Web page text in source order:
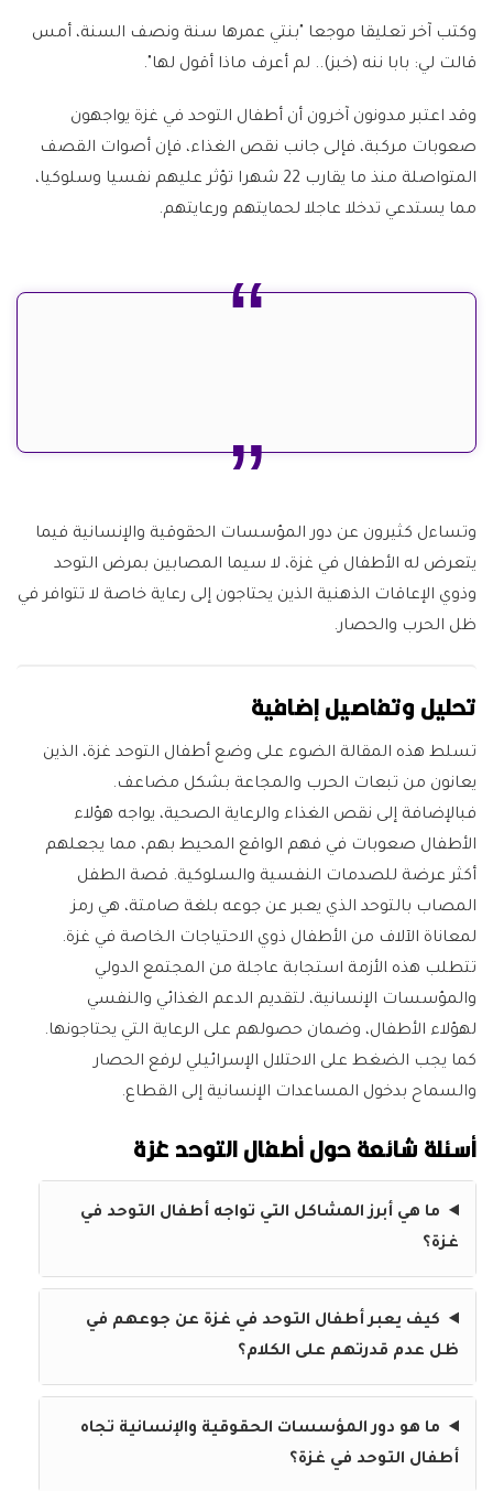
وكتب آخر تعليقا موجعا "بنتي عمرها سنة ونصف السنة، أمس
قالت لي: بابا ننه (خبز).. لم أعرف ماذا أقول لها".
وقد اعتبر مدونون آخرون أن أطفال التوحد في غزة يواجهون
صعوبات مركبة، فإلى جانب نقص الغذاء، فإن أصوات القصف
المتواصلة منذ ما يقارب 22 شهرا تؤثر عليهم نفسيا وسلوكيا،
مما يستدعي تدخلا عاجلا لحمايتهم ورعايتهم.
وتساءل كثيرون عن دور المؤسسات الحقوقية والإنسانية فيما
يتعرض له الأطفال في غزة، لا سيما المصابين بمرض التوحد
وذوي الإعاقات الذهنية الذين يحتاجون إلى رعاية خاصة لا تتوافر في
ظل الحرب والحصار.
تحليل وتفاصيل إضافية
تسلط هذه المقالة الضوء على وضع أطفال التوحد غزة، الذين
يعانون من تبعات الحرب والمجاعة بشكل مضاعف.
فبالإضافة إلى نقص الغذاء والرعاية الصحية، يواجه هؤلاء
الأطفال صعوبات في فهم الواقع المحيط بهم، مما يجعلهم
أكثر عرضة للصدمات النفسية والسلوكية. قصة الطفل
المصاب بالتوحد الذي يعبر عن جوعه بلغة صامتة، هي رمز
لمعاناة الآلاف من الأطفال ذوي الاحتياجات الخاصة في غزة.
تتطلب هذه الأزمة استجابة عاجلة من المجتمع الدولي
والمؤسسات الإنسانية، لتقديم الدعم الغذائي والنفسي
لهؤلاء الأطفال، وضمان حصولهم على الرعاية التي يحتاجونها.
كما يجب الضغط على الاحتلال الإسرائيلي لرفع الحصار
والسماح بدخول المساعدات الإنسانية إلى القطاع.
أسئلة شائعة حول أطفال التوحد غزة
ما هي أبرز المشاكل التي تواجه أطفال التوحد في
غزة؟
كيف يعبر أطفال التوحد في غزة عن جوعهم في
ظل عدم قدرتهم على الكلام؟
ما هو دور المؤسسات الحقوقية والإنسانية تجاه
أطفال التوحد في غزة؟